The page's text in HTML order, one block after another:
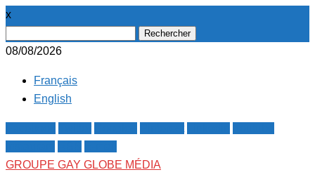
x
08/08/2026
Français
English
GROUPE GAY GLOBE MÉDIA